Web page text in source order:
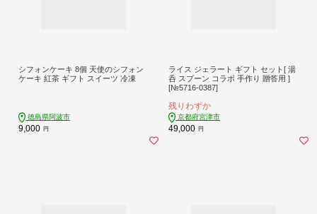
シフォンケーキ 8個 天使のシフォン
ケーキ 紅茶 ギフト スイーツ 冷凍
徳島県阿波市
9,000 円
ライス ジェラート ギフト セット[ 湯
呑 スプーン コラボ 手作り 贈答用 ]
[№5716-0387]
残りわずか
京都府宮津市
49,000 円